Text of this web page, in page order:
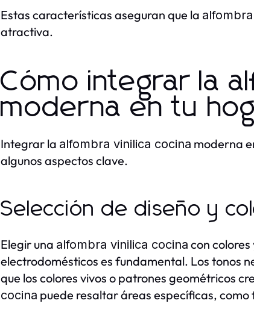
Estas características aseguran que la
atractiva.
Cómo integrar la
moderna en tu
Integrar la alfombra vinilica cocina moderna
algunos aspectos clave.
Selección de diseño y
Elegir una alfombra vinilica cocina con
electrodomésticos es fundamental. Los tonos
que los colores vivos o patrones geométricos
cocina puede resaltar áreas específicas,